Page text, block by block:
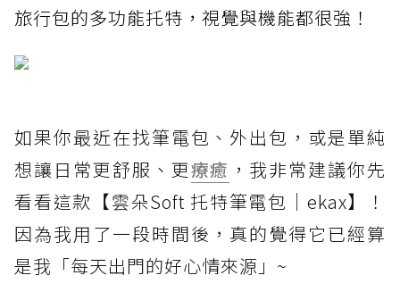
旅行包的多功能托特，視覺與機能都很強！
如果你最近在找筆電包、外出包，或是單純
想讓日常更舒服、更療癒 ，我非常建議你先
看看這款【雲朵Soft 托特筆電包｜ekax】！
因為我用了一段時間後，真的覺得它已經算
是我「每天出門的好心情來源」~